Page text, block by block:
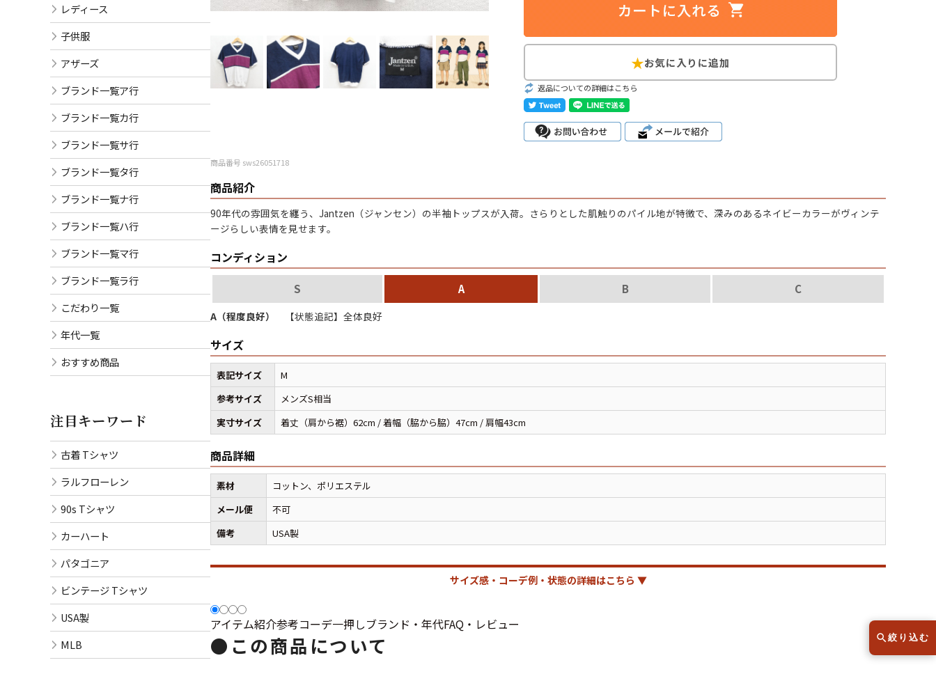
Search by Brandブランドから探す
ラルフ ローレン
チャンピオン
アディダス ナイキ
パンツ レディース 子供服
雑貨/小物
Search by Particular
返品についての詳細はこちら
商品番号 sws26051718
商品紹介
90年代の雰囲気を纏う、 Jantzen（ジャンセン）の半袖トップスが入荷。さらりとした肌触りのパイル地が特徴で、深みのあるネイビーカラーがヴィンテ
ージらしい表情を見せます。
コンディション
S A B C
A（程度良好） 【状態追記】全体良好
サイズ
表記サイズ
M
参考サイズ
メンズS相当
実寸サイズ
着丈（肩から裾）62cm / 着幅（脇から脇）47cm / 肩幅43cm
商品詳細
素材
コットン、ポリエステル
メール便
不可
備考
USA製
サイズ感・コーデ例・状態の詳細はこちら ▼
アイテム紹介参考コーデ一押しブランド・年代FAQ・レビュー
● この商品について
レディース
子供服
アザーズ
ブランド一覧ア行
ブランド一覧カ行
ブランド一覧サ行
ブランド一覧タ行
ブランド一覧ナ行
ブランド一覧ハ行
ブランド一覧マ行
ブランド一覧ラ行
こだわり一覧
年代一覧
おすすめ商品
注目キーワード
古着 Tシャツ
ラルフローレン
90s Tシャツ
カーハート
パタゴニア
ビンテージ Tシャツ
USA製
MLB
絞り込む